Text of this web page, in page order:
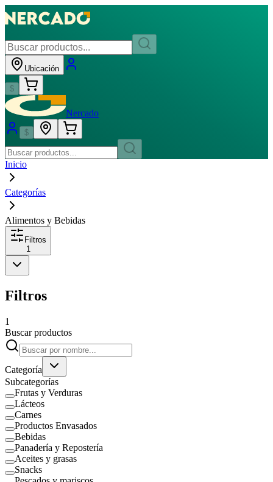
Ubicación
$
Nercado
$
Inicio
Categorías
Alimentos y Bebidas
Filtros
1
Filtros
1
Buscar productos
Categoría
Subcategorías
Frutas y Verduras
Lácteos
Carnes
Productos Envasados
Bebidas
Panadería y Repostería
Aceites y grasas
Snacks